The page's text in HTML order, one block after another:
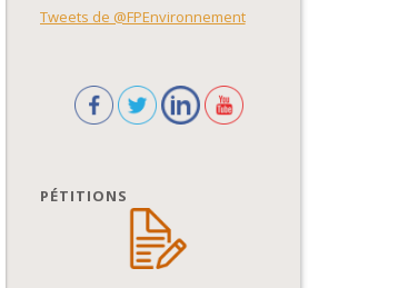
Tweets de @FPEnvironnement
PÉTITIONS